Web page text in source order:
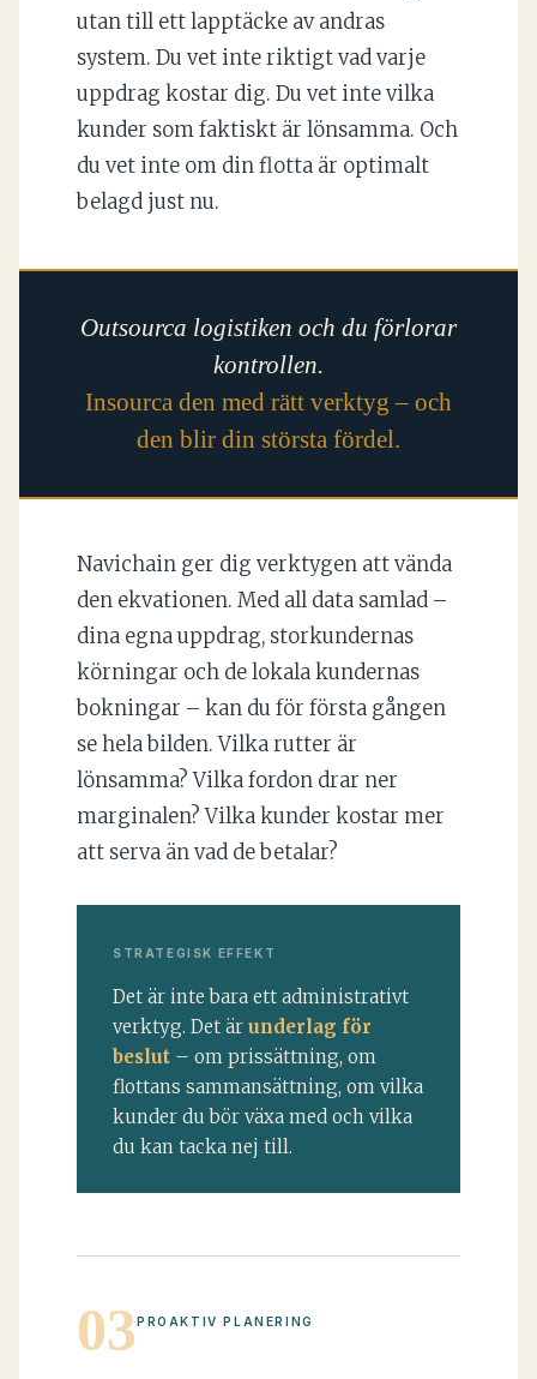
utan till ett lapptäcke av andras
system. Du vet inte riktigt vad varje
uppdrag kostar dig. Du vet inte vilka
kunder som faktiskt är lönsamma. Och
du vet inte om din flotta är optimalt
belagd just nu.
Outsourca logistiken och du förlorar
kontrollen.
Insourca den med rätt verktyg – och
den blir din största fördel.
Navichain ger dig verktygen att vända
den ekvationen. Med all data samlad –
dina egna uppdrag, storkundernas
körningar och de lokala kundernas
bokningar – kan du för första gången
se hela bilden. Vilka rutter är
lönsamma? Vilka fordon drar ner
marginalen? Vilka kunder kostar mer
att serva än vad de betalar?
STRATEGISK EFFEKT
Det är inte bara ett administrativt
verktyg. Det är underlag för
beslut – om prissättning, om
flottans sammansättning, om vilka
kunder du bör växa med och vilka
du kan tacka nej till.
03PROAKTIV PLANERING